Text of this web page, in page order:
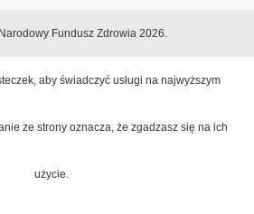
Fundusz Zdrowia 2026.
aby świadczyć usługi na najwyższym
ze strony oznacza, że zgadzasz się na ich
użycie.